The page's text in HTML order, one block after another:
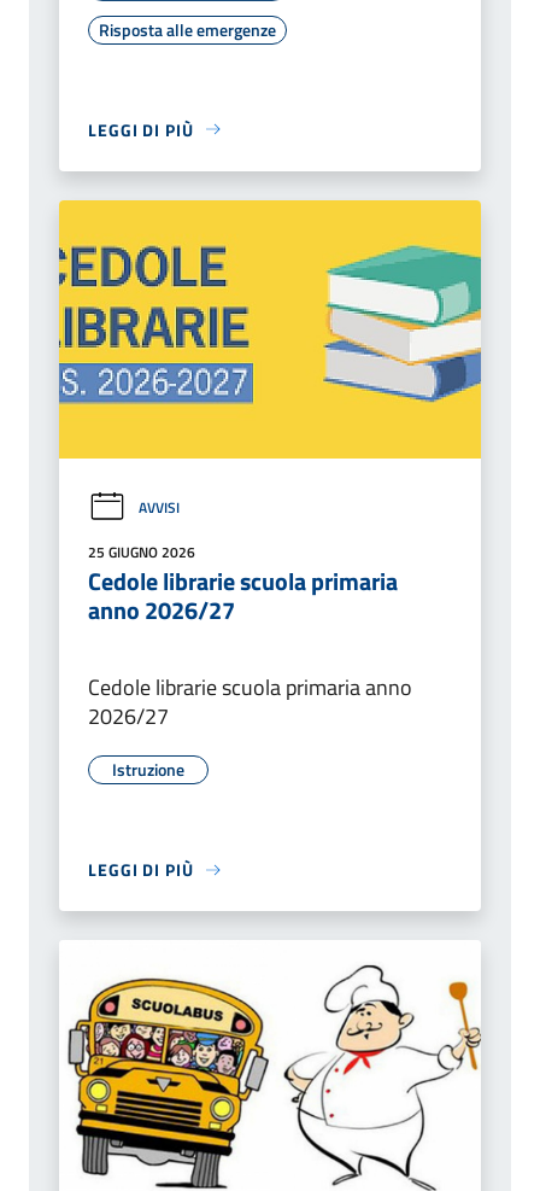
Risposta alle emergenze
LEGGI DI PIÙ
AVVISI
25 GIUGNO 2026
Cedole librarie scuola primaria
anno 2026/27
Cedole librarie scuola primaria anno
2026/27
Istruzione
LEGGI DI PIÙ